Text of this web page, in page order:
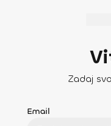
Zadaj
Email